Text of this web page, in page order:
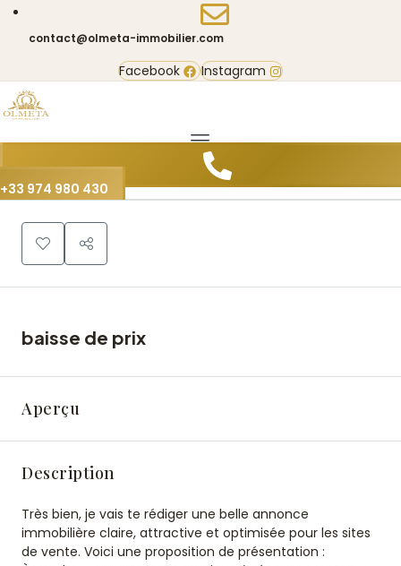
contact@olmeta-immobilier.com
Facebook Instagram
+33 974 980 430
baisse de prix
Aperçu
Description
Très bien, je vais te rédiger une belle annonce
immobilière claire, attractive et optimisée pour les sites
de vente. Voici une proposition de présentation :